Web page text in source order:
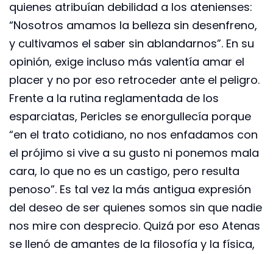
quienes atribuían debilidad a los atenienses:
“Nosotros amamos la belleza sin desenfreno,
y cultivamos el saber sin ablandarnos”. En su
opinión, exige incluso más valentía amar el
placer y no por eso retroceder ante el peligro.
Frente a la rutina reglamentada de los
esparciatas, Pericles se enorgullecía porque
“en el trato cotidiano, no nos enfadamos con
el prójimo si vive a su gusto ni ponemos mala
cara, lo que no es un castigo, pero resulta
penoso”. Es tal vez la más antigua expresión
del deseo de ser quienes somos sin que nadie
nos mire con desprecio. Quizá por eso Atenas
se llenó de amantes de la filosofía y la física,